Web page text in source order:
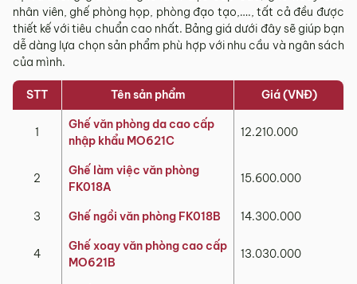
nhân viên, ghế phòng họp, phòng đạo tạo,…., tất cả đều được
thiết kế với tiêu chuẩn cao nhất. Bảng giá dưới đây sẽ giúp bạn
dễ dàng lựa chọn sản phẩm phù hợp với nhu cầu và ngân sách
của mình.
STT Tên sản phẩm Giá (VNĐ)
1
Ghế văn phòng da cao cấp
nhập khẩu MO621C
12.210.000
2
Ghế làm việc văn phòng
FK018A
15.600.000
3 Ghế ngồi văn phòng FK018B 14.300.000
4
Ghế xoay văn phòng cao cấp
MO621B
13.030.000